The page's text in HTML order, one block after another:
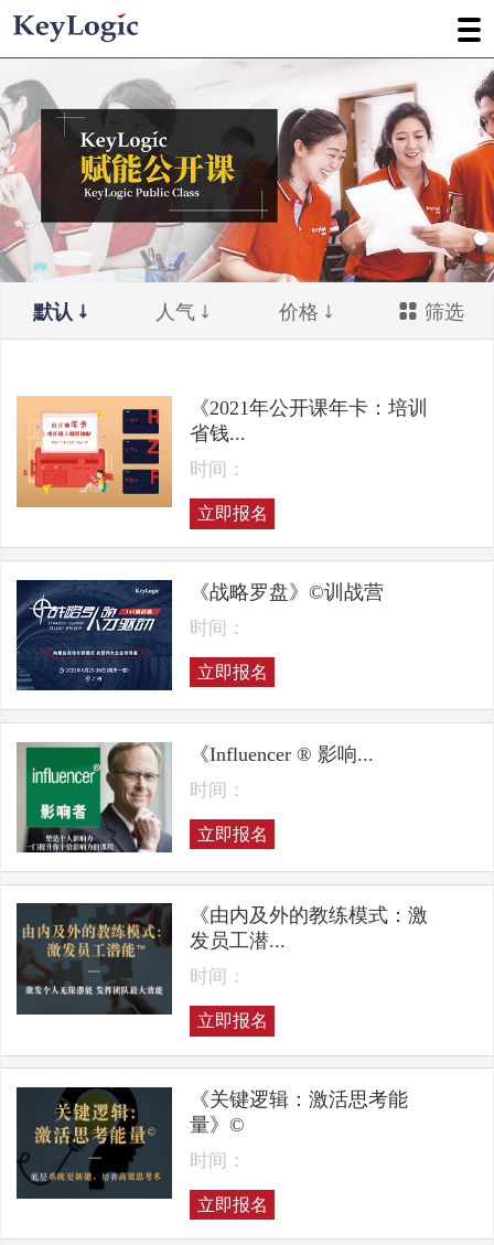
默认 人气 价格 筛选
《2021年公开课年卡：培训
省钱...
时间：
立即报名
《战略罗盘》©训战营
时间：
立即报名
《Influencer ® 影响...
时间：
立即报名
《由内及外的教练模式：激
发员工潜...
时间：
立即报名
《关键逻辑：激活思考能
量》©
时间：
立即报名